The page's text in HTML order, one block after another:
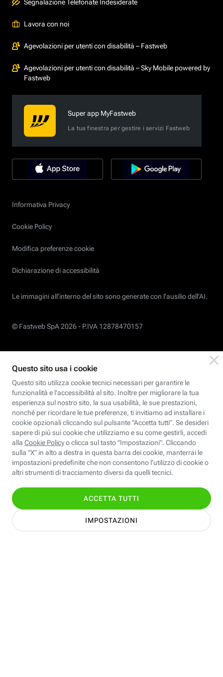
Segnalazione Telefonate Indesiderate
Lavora con noi
Agevolazioni per utenti con disabilità – Fastweb
Agevolazioni per utenti con disabilità – Sky Mobile powered by
Fastweb
Super app MyFastweb
La tua finestra per gestire i servizi Fastweb
Informativa Privacy
Cookie Policy
Modifica preferenze cookie
Dichiarazione di accessibilità
Le immagini all’interno del sito sono generate con l'ausilio dell'AI.
© Fastweb SpA 2026 - P.IVA 12878470157